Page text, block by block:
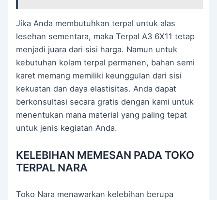
Jika Anda membutuhkan terpal untuk alas
lesehan sementara, maka Terpal A3 6X11 tetap
menjadi juara dari sisi harga. Namun untuk
kebutuhan kolam terpal permanen, bahan semi
karet memang memiliki keunggulan dari sisi
kekuatan dan daya elastisitas. Anda dapat
berkonsultasi secara gratis dengan kami untuk
menentukan mana material yang paling tepat
untuk jenis kegiatan Anda.
KELEBIHAN MEMESAN PADA TOKO
TERPAL NARA
Toko Nara menawarkan kelebihan berupa